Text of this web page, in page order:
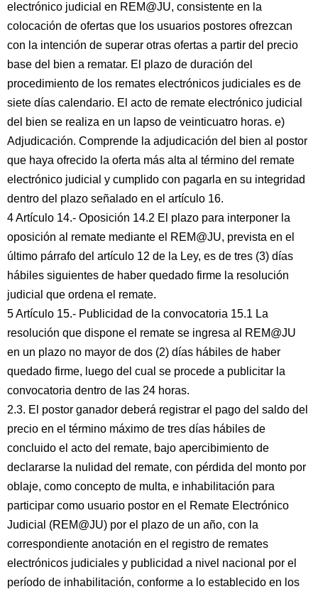
electrónico judicial en REM@JU, consistente en la
colocación de ofertas que los usuarios postores ofrezcan
con la intención de superar otras ofertas a partir del precio
base del bien a rematar. El plazo de duración del
procedimiento de los remates electrónicos judiciales es de
siete días calendario. El acto de remate electrónico judicial
del bien se realiza en un lapso de veinticuatro horas. e)
Adjudicación. Comprende la adjudicación del bien al postor
que haya ofrecido la oferta más alta al término del remate
electrónico judicial y cumplido con pagarla en su integridad
dentro del plazo señalado en el artículo 16.
4 Artículo 14.- Oposición 14.2 El plazo para interponer la
oposición al remate mediante el REM@JU, prevista en el
último párrafo del artículo 12 de la Ley, es de tres (3) días
hábiles siguientes de haber quedado firme la resolución
judicial que ordena el remate.
5 Artículo 15.- Publicidad de la convocatoria 15.1 La
resolución que dispone el remate se ingresa al REM@JU
en un plazo no mayor de dos (2) días hábiles de haber
quedado firme, luego del cual se procede a publicitar la
convocatoria dentro de las 24 horas.
2.3. El postor ganador deberá registrar el pago del saldo del
precio en el término máximo de tres días hábiles de
concluido el acto del remate, bajo apercibimiento de
declararse la nulidad del remate, con pérdida del monto por
oblaje, como concepto de multa, e inhabilitación para
participar como usuario postor en el Remate Electrónico
Judicial (REM@JU) por el plazo de un año, con la
correspondiente anotación en el registro de remates
electrónicos judiciales y publicidad a nivel nacional por el
período de inhabilitación, conforme a lo establecido en los